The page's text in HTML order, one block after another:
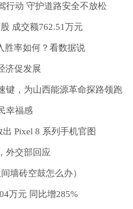
行动 守护道路安全不放松
成交额762.51万元
胜率如何？看数据说
济促发展
键，为山西能源革命探路领跑
幸福感
Pixel 8 系列手机官图
外交部回应
墙砖空鼓怎么办）
万元 同比增285%